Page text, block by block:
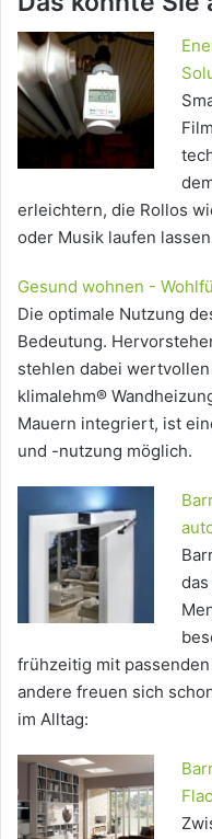
erleichtern, die Rollos
oder Musik laufen
Gesund wohnen -
Die optimale Nutzung
Bedeutung.
stehlen dabei
klimalehm®
Mauern integriert, ist
und -nutzung möglich.
frühzeitig mit
andere freuen sich
im Alltag: